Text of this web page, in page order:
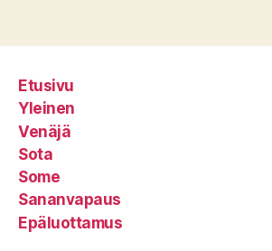
Etusivu
Yleinen
Venäjä
Sota
Some
Sananvapaus
Epäluottamus